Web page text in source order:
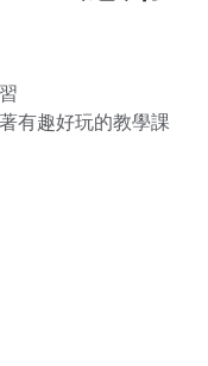
有趣好玩的教學課